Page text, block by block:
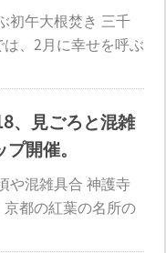
初午大根焚き 三千
、2月に幸せを呼ぶ
、見ごろと混雑
開催。
や混雑具合 神護寺
都の紅葉の名所の